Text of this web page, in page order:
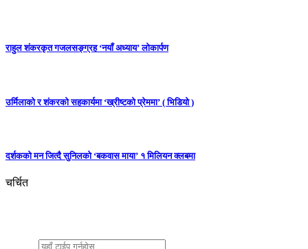
राहुल शंकरकृत गजलसङ्ग्रह ‘नयाँ अध्याय’ लोकार्पण
उर्मिलाको र शंकरको सहकार्यमा ‘ख्रीष्टको प्रेममा’ ( भिडियो )
दर्शकको मन जित्दै सुनिलको ‘बकवास माया’ १ मिलियन क्लबमा
चर्चित